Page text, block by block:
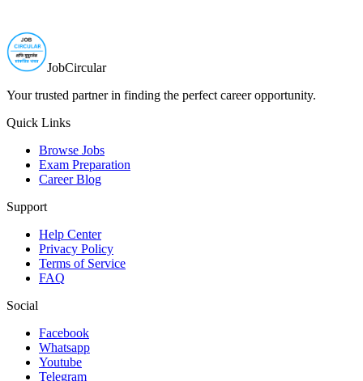
JobCircular
Your trusted partner in finding the perfect career opportunity.
Quick Links
Browse Jobs
Exam Preparation
Career Blog
Support
Help Center
Privacy Policy
Terms of Service
FAQ
Social
Facebook
Whatsapp
Youtube
Telegram